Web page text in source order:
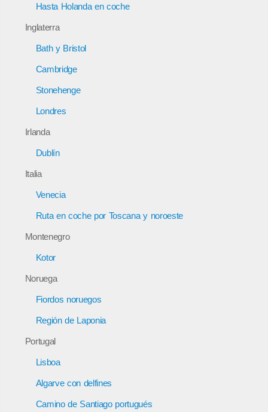
Hasta Holanda en coche
Inglaterra
Bath y Bristol
Cambridge
Stonehenge
Londres
Irlanda
Dublín
Italia
Venecia
Ruta en coche por Toscana y noroeste
Montenegro
Kotor
Noruega
Fiordos noruegos
Región de Laponia
Portugal
Lisboa
Algarve con delfines
Camino de Santiago portugués